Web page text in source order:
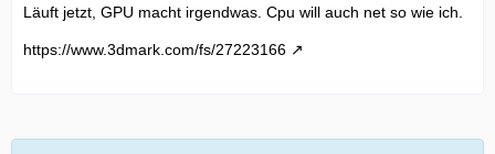
Läuft jetzt, GPU macht irgendwas. Cpu will auch net so wie ich.
https://www.3dmark.com/fs/27223166